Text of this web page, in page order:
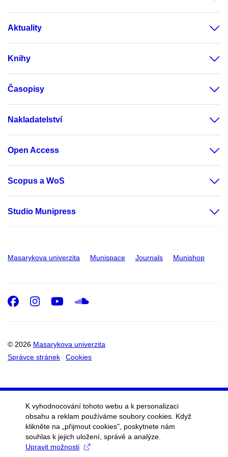
Aktuality
Knihy
Časopisy
Nakladatelství
Open Access
Scopus a WoS
Studio Munipress
Masarykova univerzita Munispace Journals Munishop
© 2026 Masarykova univerzita
Správce stránek
Cookies
Facebook
Instagram
Youtube
SoundCloud
K vyhodnocování tohoto webu a k personalizaci
obsahu a reklam používáme soubory cookies. Když
klikněte na „přijmout cookies", poskytnete nám
souhlas k jejich uložení, správě a analýze.
Upravit možnosti